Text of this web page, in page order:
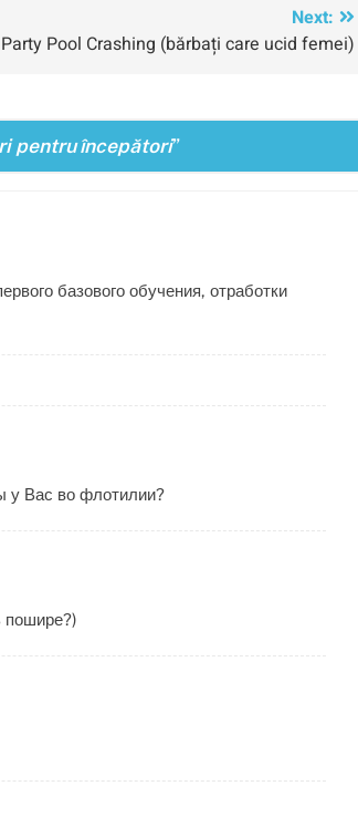
Next:
Party Pool Crashing (bărbați care ucid femei)
pentru începători”
базового обучения, отработки
у Вас во флотилии?
пошире?)